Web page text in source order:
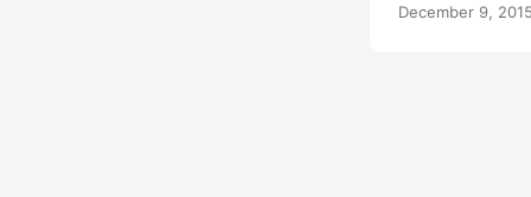
December 9, 2015